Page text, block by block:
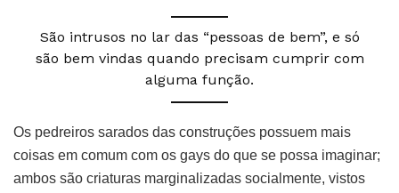
São intrusos no lar das “pessoas de bem”, e só
são bem vindas quando precisam cumprir com
alguma função.
Os pedreiros sarados das construções possuem mais
coisas em comum com os gays do que se possa imaginar;
ambos são criaturas marginalizadas socialmente, vistos